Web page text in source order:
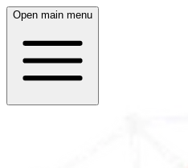
Open main menu